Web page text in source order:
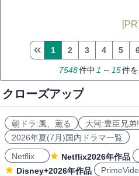
[PR]
7548件中 1 ～ 15件
1 2 3 4 5
クローズアップ
朝ドラ:風、薫る 大河:豊臣兄弟!
2026年夏(7月)国内ドラマ一覧
Netflix
Netflix2026年作品
Disney+2026年作品